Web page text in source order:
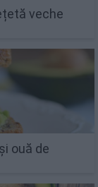
veche
ouă de